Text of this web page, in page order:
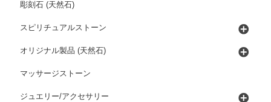
彫刻石 (天然石)
スピリチュアルストーン
オリジナル製品 (天然石)
マッサージストーン
ジュエリー/アクセサリー